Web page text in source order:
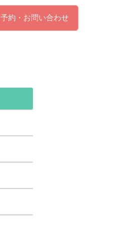
予約・お問い合わせ